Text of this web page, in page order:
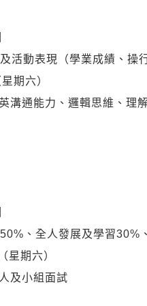
活動表現（學業成績、
期六）
溝通能力、邏輯思維、理
、全人發展及學習30%
星期六）
及小組面試